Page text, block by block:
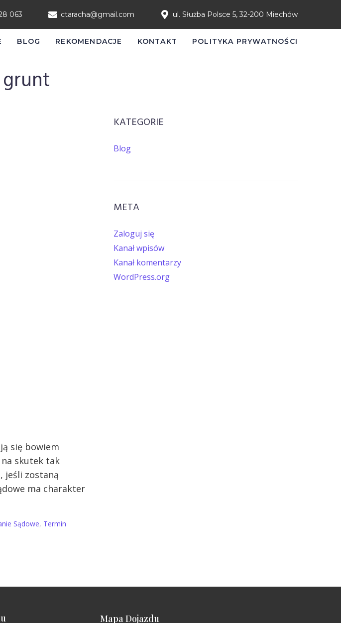
063 ctaracha@gmail.com ul. Służba Polsce 5, 32-200 Miechów
BLOG REKOMENDACJE KONTAKT POLITYKA PRYWATNOŚCI
grunt
się bowiem
skutek tak
jeśli zostaną
ma charakter
Sądowe, Termin
KATEGORIE
Blog
META
Zaloguj się
Kanał wpisów
Kanał komentarzy
WordPress.org
Mapa Dojazdu